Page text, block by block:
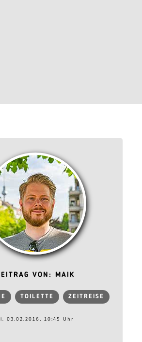
VON: MAIK
TOILETTE ZEITREISE
03.02.2016, 10:45 Uhr